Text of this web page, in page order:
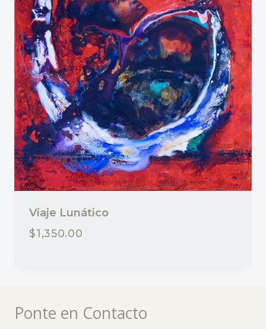
Viaje Lunático
$1,350.00
Ponte en Contacto